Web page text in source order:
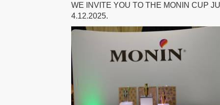
WE INVITE YOU TO THE MONIN CUP
4.12.2025.